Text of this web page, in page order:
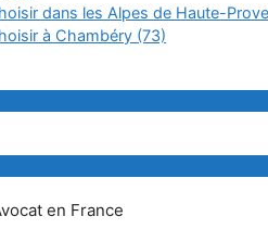
dans les Alpes de Haute-
à Chambéry (73)
en France